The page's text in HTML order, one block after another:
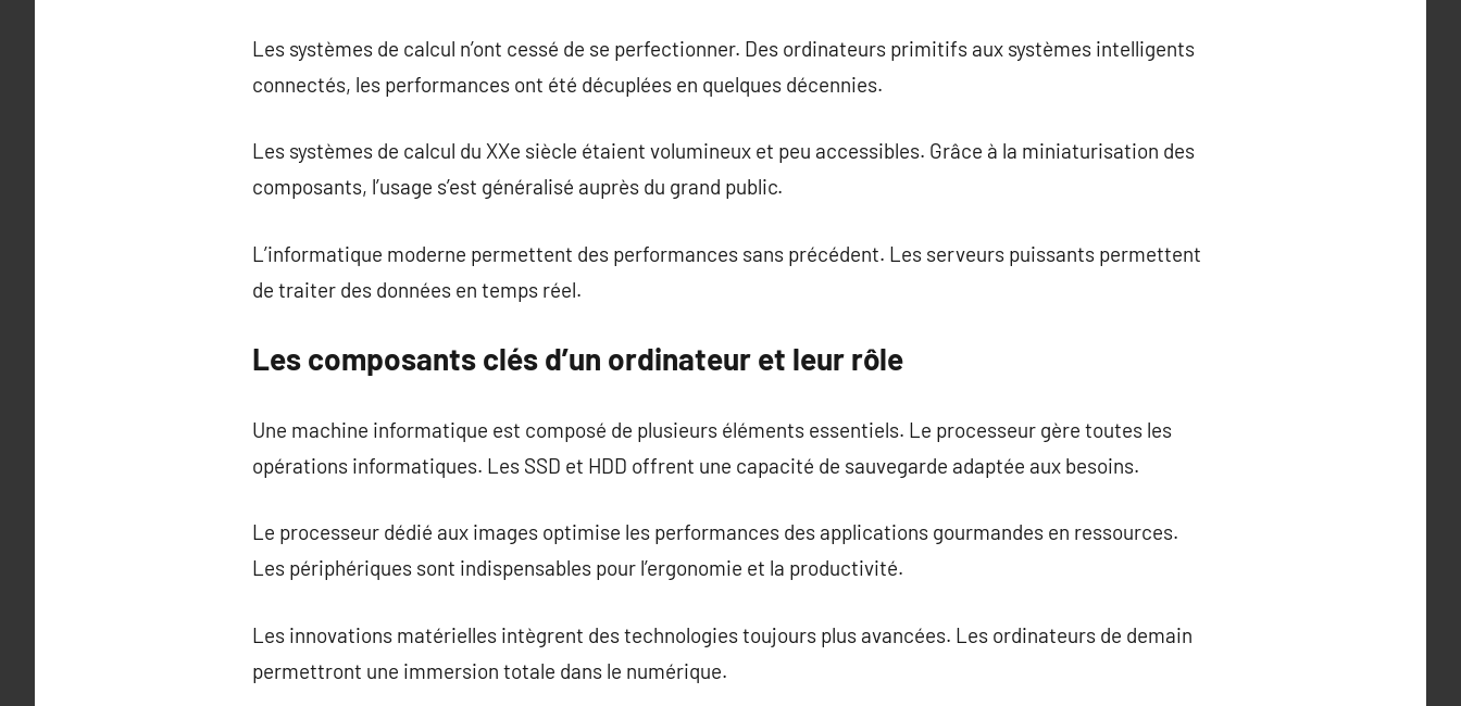
Les systèmes de calcul n’ont cessé de se perfectionner. Des ordinateurs primitifs aux systèmes intelligents
connectés, les performances ont été décuplées en quelques décennies.
Les systèmes de calcul du XXe siècle étaient volumineux et peu accessibles. Grâce à la miniaturisation des
composants, l’usage s’est généralisé auprès du grand public.
L’informatique moderne permettent des performances sans précédent. Les serveurs puissants permettent
de traiter des données en temps réel.
Les composants clés d’un ordinateur et leur rôle
Une machine informatique est composé de plusieurs éléments essentiels. Le processeur gère toutes les
opérations informatiques. Les SSD et HDD offrent une capacité de sauvegarde adaptée aux besoins.
Le processeur dédié aux images optimise les performances des applications gourmandes en ressources.
Les périphériques sont indispensables pour l’ergonomie et la productivité.
Les innovations matérielles intègrent des technologies toujours plus avancées. Les ordinateurs de demain
permettront une immersion totale dans le numérique.